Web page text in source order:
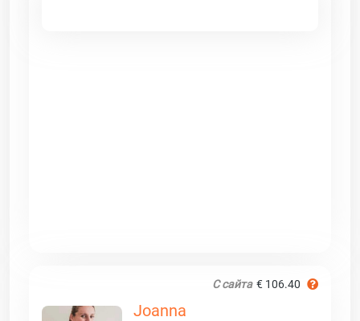
С сайта € 106.40
Joanna